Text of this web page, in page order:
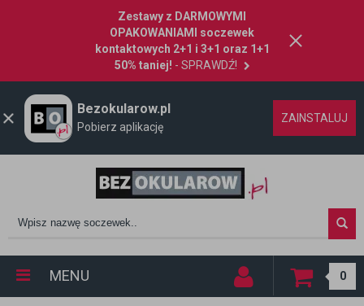
Zestawy z DARMOWYMI
OPAKOWANIAMI soczewek
kontaktowych 2+1 i 3+1 oraz 1+1
50% taniej! - SPRAWDŹ!
Bezokularow.pl
Pobierz aplikację
ZAINSTALUJ
MENU 0